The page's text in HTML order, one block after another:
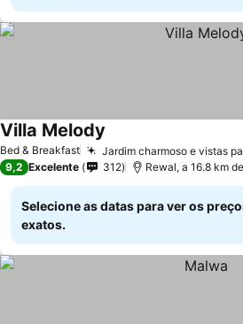
Bed & Breakfast Jardim charmoso e vistas
Villa Melody
9,2 Excelente 312 Rewal, a 16.8 km
Selecione as datas para ver os
exatos.